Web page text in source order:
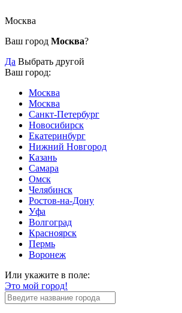
Москва
Ваш город Москва?
Да Выбрать другой
Ваш город:
Москва
Москва
Санкт-Петербург
Новосибирск
Екатеринбург
Нижний Новгород
Казань
Самара
Омск
Челябинск
Ростов-на-Дону
Уфа
Волгоград
Красноярск
Пермь
Воронеж
Или укажите в поле:
Это мой город!